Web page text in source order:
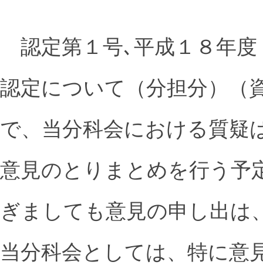
認定第１号､平成１８年
認定について（分担分）（
で、当分科会における質疑
意見のとりまとめを行う予
ぎましても意見の申し出
当分科会としては、特に意